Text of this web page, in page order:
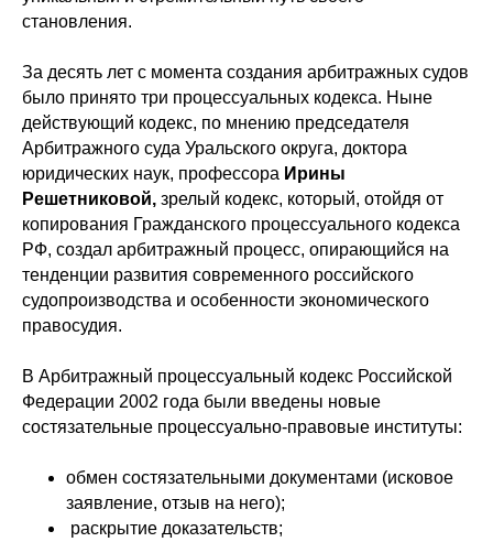
становления.
За десять лет с момента создания арбитражных судов
было принято три процессуальных кодекса. Ныне
действующий кодекс, по мнению председателя
Арбитражного суда Уральского округа, доктора
юридических наук, профессора Ирины
Решетниковой, зрелый кодекс, который, отойдя от
копирования Гражданского процессуального кодекса
РФ, создал арбитражный процесс, опирающийся на
тенденции развития современного российского
судопроизводства и особенности экономического
правосудия.
В Арбитражный процессуальный кодекс Российской
Федерации 2002 года были введены новые
состязательные процессуально-правовые институты:
обмен состязательными документами (исковое
заявление, отзыв на него);
раскрытие доказательств;